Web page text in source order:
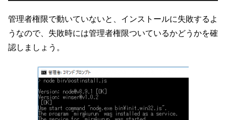
管理者権限で動いていないと、インストールに失敗するよ
うなので、失敗時には管理者権限ついているかどうかを確
認しましょう。